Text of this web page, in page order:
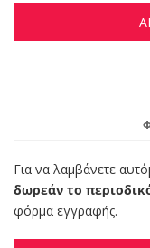
Για να λαμβάνετε
δωρεάν το
φόρμα εγγραφής.